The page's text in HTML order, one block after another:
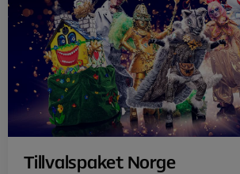
Tillvalspaket Norge